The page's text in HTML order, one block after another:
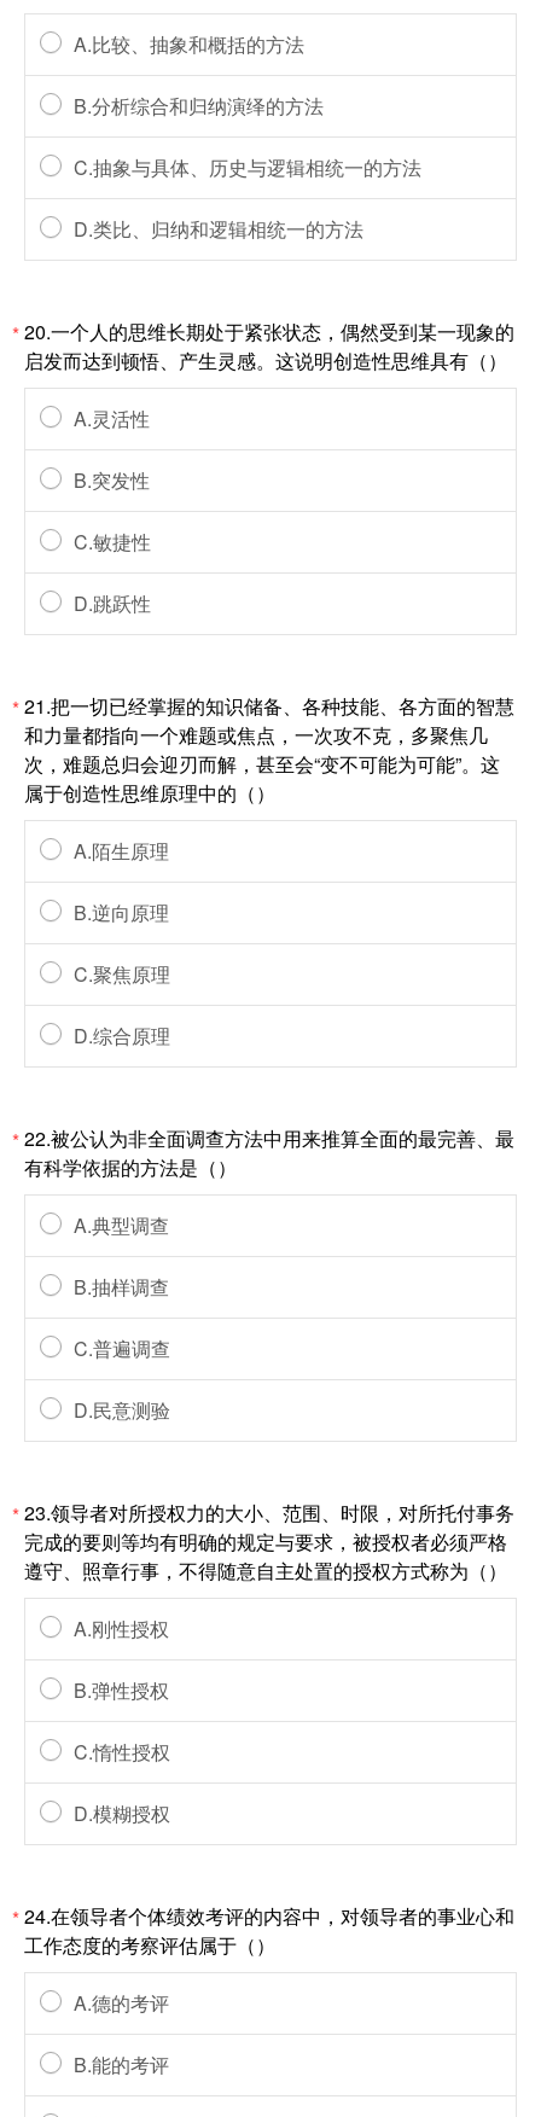
A.比较、抽象和概括的方法
B.分析综合和归纳演绎的方法
C.抽象与具体、历史与逻辑相统一的方法
D.类比、归纳和逻辑相统一的方法
*20.一个人的思维长期处于紧张状态，偶然受到某一现象的
启发而达到顿悟、产生灵感。这说明创造性思维具有（）
A.灵活性
B.突发性
C.敏捷性
D.跳跃性
*21.把一切已经掌握的知识储备、各种技能、各方面的智慧
和力量都指向一个难题或焦点，一次攻不克，多聚焦几
次，难题总归会迎刃而解，甚至会“变不可能为可能”。这
属于创造性思维原理中的（）
A.陌生原理
B.逆向原理
C.聚焦原理
D.综合原理
*22.被公认为非全面调查方法中用来推算全面的最完善、最
有科学依据的方法是（）
A.典型调查
B.抽样调查
C.普遍调查
D.民意测验
*23.领导者对所授权力的大小、范围、时限，对所托付事务
完成的要则等均有明确的规定与要求，被授权者必须严格
遵守、照章行事，不得随意自主处置的授权方式称为（）
A.刚性授权
B.弹性授权
C.惰性授权
D.模糊授权
*24.在领导者个体绩效考评的内容中，对领导者的事业心和
工作态度的考察评估属于（）
A.德的考评
B.能的考评